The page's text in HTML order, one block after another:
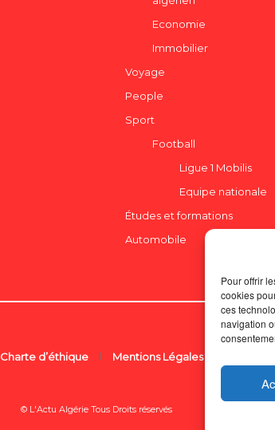
Pour offrir
cookies
ces
navigation
Economie
Immobilier
Voyage
People
Sport
Football
Ligue 1 Mobilis
Equipe nationale
Études et formations
Automobile
Charte d’éthique Mentions Légales
© L'Actu Algérie Tous Droits réservés